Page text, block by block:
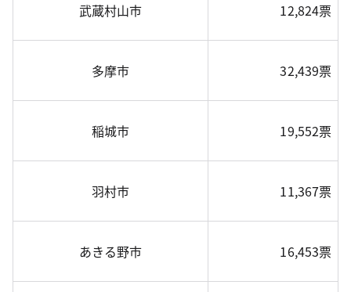
武蔵村山市 12,824票
多摩市 32,439票
稲城市 19,552票
羽村市 11,367票
あきる野市 16,453票